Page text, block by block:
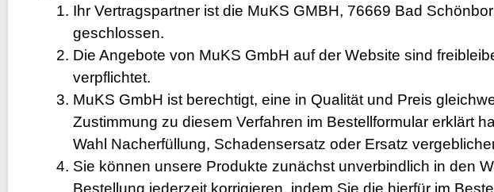
Ihr Vertragspartner ist die MuKS GMBH, 76669 Bad
geschlossen.
Die Angebote von MuKS GmbH auf der Website sind
verpflichtet.
MuKS GmbH ist berechtigt, eine in Qualität und Preis
Zustimmung zu diesem Verfahren im Bestellformular erklärt
Wahl Nacherfüllung, Schadensersatz oder Ersatz
Sie können unsere Produkte zunächst unverbindlich in den
Bestellung jederzeit korrigieren, indem Sie die hierfür im